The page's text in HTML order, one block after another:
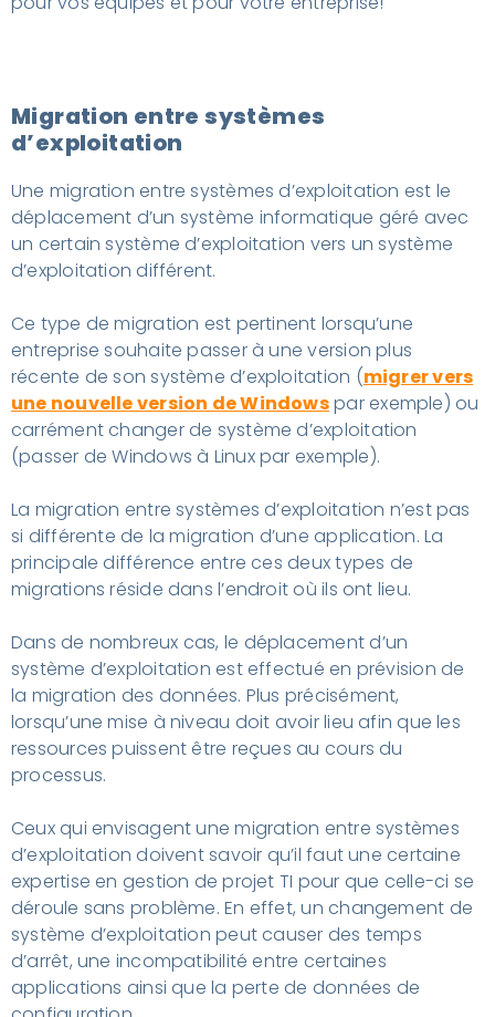
Migration entre systèmes
d’exploitation
Une migration entre systèmes d’exploitation est le
déplacement d’un système informatique géré avec
un certain système d’exploitation vers un système
d’exploitation différent.
Ce type de migration est pertinent lorsqu’une
entreprise souhaite passer à une version plus
récente de son système d’exploitation (migrer vers
une nouvelle version de Windowspar exemple) ou
carrément changer de système d’exploitation
(passer de Windows à Linux par exemple).
La migration entre systèmes d’exploitation n’est pas
si différente de la migration d’une application. La
principale différence entre ces deux types de
migrations réside dans l’endroit où ils ont lieu.
Dans de nombreux cas, le déplacement d’un
système d’exploitation est effectué en prévision de
la migration des données. Plus précisément,
lorsqu’une mise à niveau doit avoir lieu afin que les
ressources puissent être reçues au cours du
processus.
Ceux qui envisagent une migration entre systèmes
d’exploitation doivent savoir qu’il faut une certaine
expertise en gestion de projet TI pour que celle-ci se
déroule sans problème. En effet, un changement de
système d’exploitation peut causer des temps
d’arrêt, une incompatibilité entre certaines
applications ainsi que la perte de données de